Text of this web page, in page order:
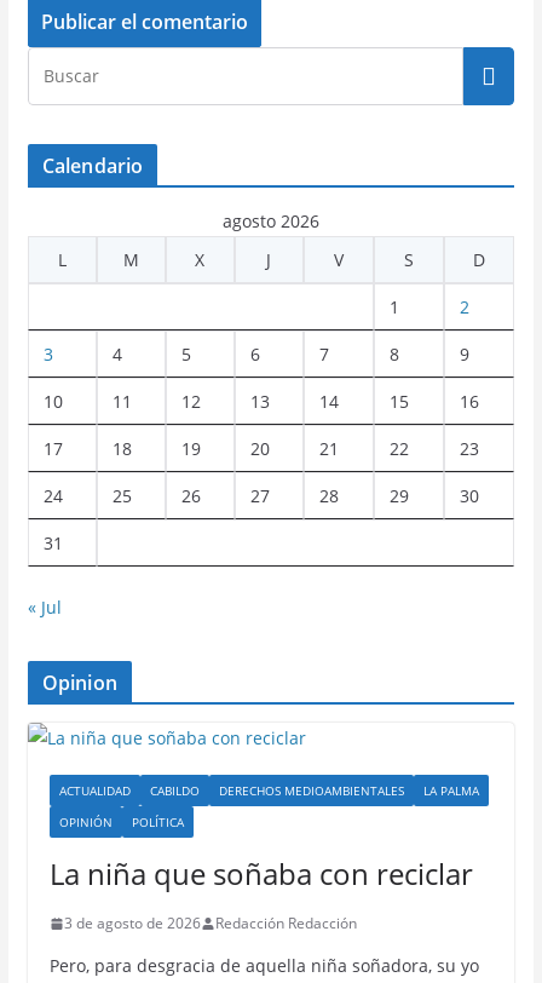
Calendario
agosto 2026
L
M X J V S D
1 2
3 4 5 6 7 8 9
10 11 12 13 14 15 16
17 18 19 20 21 22 23
24 25 26 27 28 29 30
31
« Jul
Opinion
ACTUALIDAD CABILDO DERECHOS MEDIOAMBIENTALES
LA PALMA
OPINIÓN
POLÍTICA
La niña que soñaba con reciclar
3 de agosto de 2026 Redacción Redacción
Pero, para desgracia de aquella niña soñadora, su yo